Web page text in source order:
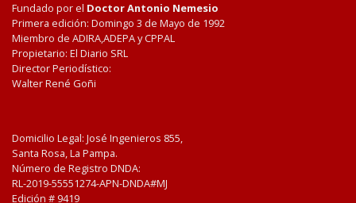
Fundado por el Doctor Antonio Nemesio
Primera edición: Domingo 3 de Mayo de 1992
Miembro de ADIRA,ADEPA y CPPAL
Propietario: El Diario SRL
Director Periodístico:
Walter René Goñi
Domicilio Legal: José Ingenieros 855,
Santa Rosa, La Pampa.
Número de Registro DNDA:
RL-2019-55551274-APN-DNDA#MJ
Edición # 9419